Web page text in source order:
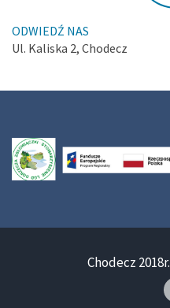
ODWIEDŹ NAS
Ul. Kaliska 2, Chodecz
Chodecz 2018r.